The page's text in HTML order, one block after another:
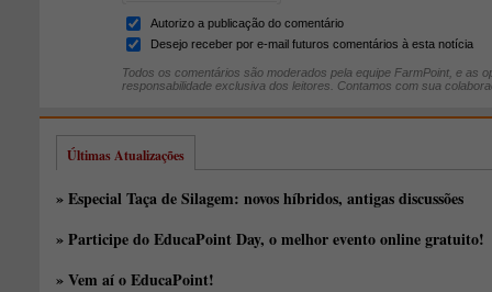
Autorizo a publicação do comentário
Desejo receber por e-mail futuros comentários à esta notícia
Todos os comentários são moderados pela equipe FarmPoint, e as
responsabilidade exclusiva dos leitores. Contamos com sua
Últimas Atualizações
» Especial Taça de Silagem: novos híbridos, antigas discussões
» Participe do EducaPoint Day, o melhor evento online gratuito!
» Vem aí o EducaPoint!